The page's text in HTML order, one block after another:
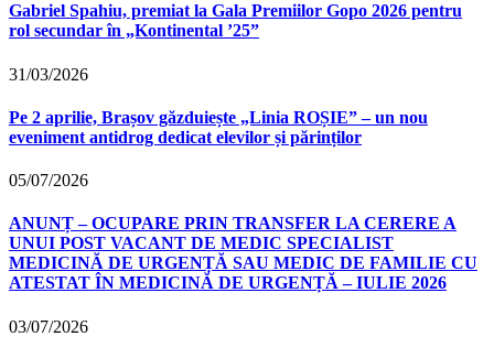
Gabriel Spahiu, premiat la Gala Premiilor Gopo 2026 pentru
rol secundar în „Kontinental ’25”
31/03/2026
Pe 2 aprilie, Brașov găzduiește „Linia ROȘIE” – un nou
eveniment antidrog dedicat elevilor și părinților
05/07/2026
ANUNȚ – OCUPARE PRIN TRANSFER LA CERERE A
UNUI POST VACANT DE MEDIC SPECIALIST
MEDICINĂ DE URGENȚĂ SAU MEDIC DE FAMILIE CU
ATESTAT ÎN MEDICINĂ DE URGENȚĂ – IULIE 2026
03/07/2026